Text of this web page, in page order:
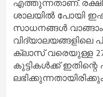
എത്തുന്നതാണ്.
ശാലയിൽ പോയി
സാധനങ്ങൾ
വിദ്യാലയങ്ങളിലെ
ക്ലാസ് വരെയുള്ള
കുട്ടികൾക്ക്